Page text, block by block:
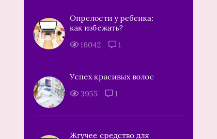
Опрелости у ребенка:
как избежать?
16042
1
Успех красивых волос
3955
1
Жгучее средство для